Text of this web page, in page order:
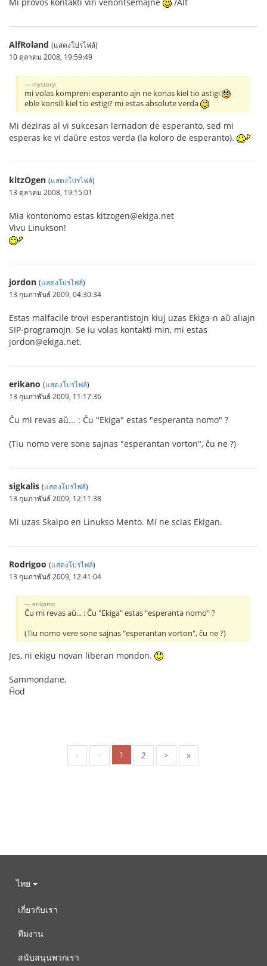
AlfRoland (แสดงโปรไฟล์)
10 ตุลาคม 2008, 19:59:49
mystery:
mi volas kompreni esperanto ajn ne konas kiel tio astigi
eble konsili kiel tio estigi? mi estas absolute verda
Mi deziras al vi sukcesan lernadon de esperanto, sed mi
esperas ke vi daŭre estos verda (la koloro de esperanto).
kitzOgen (แสดงโปรไฟล์)
13 ตุลาคม 2008, 19:15:01
Mia kontonomo estas kitzogen@ekiga.net
Vivu Linukson!
jordon (แสดงโปรไฟล์)
13 กุมภาพันธ์ 2009, 04:30:34
Estas malfacile trovi esperantistojn kiuj uzas Ekiga-n aŭ aliajn
SIP-programojn. Se iu volas kontakti min, mi estas
jordon@ekiga.net.
erikano (แสดงโปรไฟล์)
13 กุมภาพันธ์ 2009, 11:17:36
Ĉu mi revas aŭ... : Ĉu "Ekiga" estas "esperanta nomo" ?
(Tiu nomo vere sone sajnas "esperantan vorton", ĉu ne ?)
sigkalis (แสดงโปรไฟล์)
13 กุมภาพันธ์ 2009, 12:11:38
Mi uzas Skaipo en Linukso Mento. Mi ne scias Ekigan.
Rodrigoo (แสดงโปรไฟล์)
13 กุมภาพันธ์ 2009, 12:41:04
erikano:
Ĉu mi revas aŭ... : Ĉu "Ekiga" estas "esperanta nomo" ?
(Tiu nomo vere sone sajnas "esperantan vorton", ĉu ne ?)
Jes, ni ekigu novan liberan mondon.
Sammondane,
Ĥod
« < 1 2 > »
ไทย
เกี่ยวกับเรา
ทีมงาน
สนับสนุนพวกเรา